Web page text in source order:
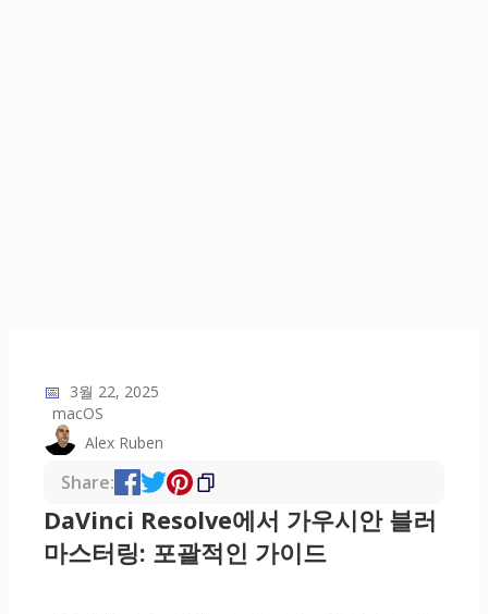
📅 3월 22, 2025
macOS
Alex Ruben
Share:
DaVinci Resolve에서 가우시안 블러
마스터링: 포괄적인 가이드